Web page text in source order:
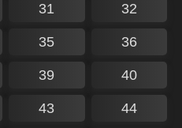
31 32
35 36
39 40
43 44